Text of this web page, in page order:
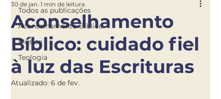
Todos as publicações
Aconselhamento Bíblico
Música
Teologia
Aconselhamento
Bíblico: cuidado fiel
à luz das Escrituras
30 de jan. 1 min de leitura
Atualizado:6 de fev.